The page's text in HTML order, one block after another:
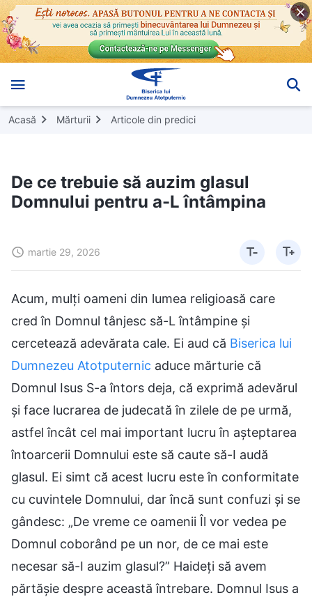
Acasă Mărturii Articole din predici
De ce trebuie să auzim glasul
Domnului pentru a-L întâmpina
martie 29, 2026
Acum, mulți oameni din lumea religioasă care
cred în Domnul tânjesc să-L întâmpine și
cercetează adevărata cale. Ei aud că Biserica lui
Dumnezeu Atotputernic aduce mărturie că
Domnul Isus S-a întors deja, că exprimă adevărul
și face lucrarea de judecată în zilele de pe urmă,
astfel încât cel mai important lucru în așteptarea
întoarcerii Domnului este să caute să-I audă
glasul. Ei simt că acest lucru este în conformitate
cu cuvintele Domnului, dar încă sunt confuzi și se
gândesc: „De vreme ce oamenii Îl vor vedea pe
Domnul coborând pe un nor, de ce mai este
necesar să-I auzim glasul?” Haideți să avem
părtășie despre această întrebare. Domnul Isus a